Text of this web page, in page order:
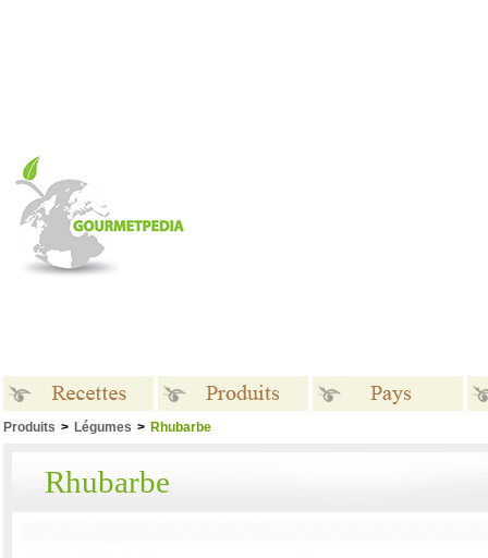
Produits > Légumes > Rhubarbe
Rhubarbe